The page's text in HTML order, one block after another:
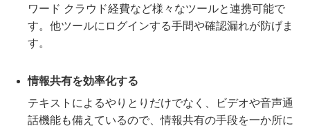
ワード クラウド経費など様々なツールと連携可能で
す。他ツールにログインする手間や確認漏れが防げま
す。
情報共有を効率化する
テキストによるやりとりだけでなく、ビデオや音声通
話機能も備えているので、情報共有の手段を一か所に